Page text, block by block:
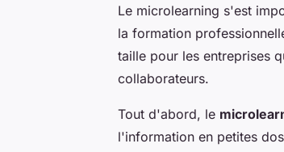
Le microlearning s'est
la formation
taille pour les entreprises
collaborateurs.
Tout d'abord, le
l'information en petites